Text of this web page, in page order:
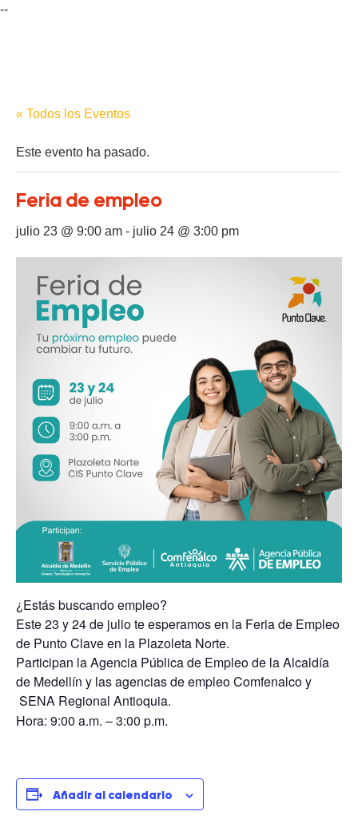
--
« Todos los Eventos
Este evento ha pasado.
Feria de empleo
julio 23 @ 9:00 am - julio 24 @ 3:00 pm
¿Estás buscando empleo?
Este 23 y 24 de julio te esperamos en la Feria de Empleo
de Punto Clave en la Plazoleta Norte.
Participan la Agencia Pública de Empleo de la Alcaldía
de Medellín y las agencias de empleo Comfenalco y
SENA Regional Antioquia.
Hora: 9:00 a.m. – 3:00 p.m.
Añadir al calendario